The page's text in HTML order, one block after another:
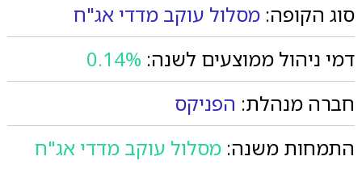
סוג הקופה: מסלול עוקב מדדי אג"ח
דמי ניהול ממוצעים לשנה: 0.14%
חברה מנהלת: הפניקס
התמחות משנה: מסלול עוקב מדדי אג"ח